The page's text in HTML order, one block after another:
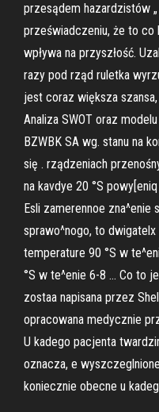
przesądem hazardzistów
przeświadczeniu, że to co
wpływa na przyszłość.
razy pod rząd ruletka
jest coraz większa
Analiza SWOT oraz
BZWBK SA wg. stanu na
się . rządzeniach
na kavdye 20 °S
Esli zamerennoe
sprawo^nogo, to
temperature 90 °S w
°S w te^enie 6-8 … Co to
zostaa napisana przez
opracowana medycznie
U kadego pacjenta
oznacza, e
koniecznie obecne u